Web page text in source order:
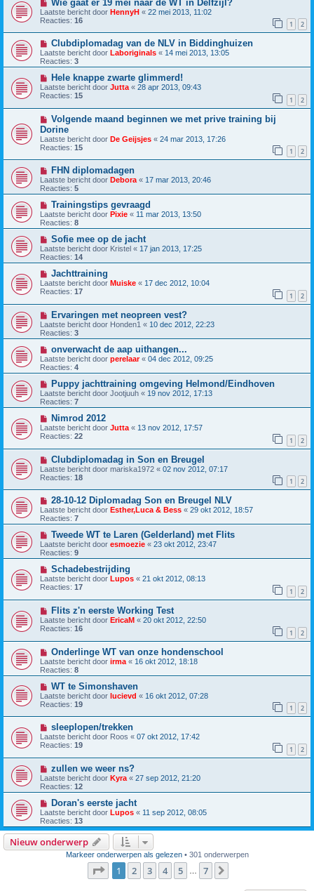
Wie gaat er 19 mei naar de WT in Delfzijl?
Laatste bericht door HennyH « 22 mei 2013, 11:02
Reacties: 16 1 2
Clubdiplomadag van de NLV in Biddinghuizen
Laatste bericht door Laboriginals « 14 mei 2013, 13:05
Reacties: 3
Hele knappe zwarte glimmerd!
Laatste bericht door Jutta « 28 apr 2013, 09:43
Reacties: 15 1 2
Volgende maand beginnen we met prive training bij
Dorine
Laatste bericht door De Geijsjes « 24 mar 2013, 17:26
Reacties: 15 1 2
FHN diplomadagen
Laatste bericht door Debora« 17 mar 2013, 20:46
Reacties: 5
Trainingstips gevraagd
Laatste bericht door Pixie « 11 mar 2013, 13:50
Reacties: 8
Sofie mee op de jacht
Laatste bericht door Kristel « 17 jan 2013, 17:25
Reacties: 14
Jachttraining
Laatste bericht door Muiske « 17 dec 2012, 10:04
Reacties: 17 1 2
Ervaringen met neopreen vest?
Laatste bericht door Honden1 « 10 dec 2012, 22:23
Reacties: 3
onverwacht de aap uithangen...
Laatste bericht door perelaar« 04 dec 2012, 09:25
Reacties: 4
Puppy jachttraining omgeving Helmond/Eindhoven
Laatste bericht door Jootjuuh « 19 nov 2012, 17:13
Reacties: 7
Nimrod 2012
Laatste bericht door Jutta « 13 nov 2012, 17:57
Reacties: 22 1 2
Clubdiplomadag in Son en Breugel
Laatste bericht door mariska1972 « 02 nov 2012, 07:17
Reacties: 18 1 2
28-10-12 Diplomadag Son en Breugel NLV
Laatste bericht door Esther,Luca & Bess « 29 okt 2012, 18:57
Reacties: 7
Tweede WT te Laren (Gelderland) met Flits
Laatste bericht door esmoezie « 23 okt 2012, 23:47
Reacties: 9
Schadebestrijding
Laatste bericht door Lupos « 21 okt 2012, 08:13
Reacties: 17 1 2
Flits z'n eerste Working Test
Laatste bericht door EricaM « 20 okt 2012, 22:50
Reacties: 16 1 2
Onderlinge WT van onze hondenschool
Laatste bericht door irma « 16 okt 2012, 18:18
Reacties: 8
WT te Simonshaven
Laatste bericht door lucievd « 16 okt 2012, 07:28
Reacties: 19 1 2
sleeplopen/trekken
Laatste bericht door Roos « 07 okt 2012, 17:42
Reacties: 19 1 2
zullen we weer ns?
Laatste bericht door Kyra « 27 sep 2012, 21:20
Reacties: 12
Doran's eerste jacht
Laatste bericht door Lupos « 11 sep 2012, 08:05
Reacties: 13
Nieuw onderwerp
Markeer onderwerpen als gelezen• 301 onderwerpen
Pagina van 7
1 2 3 4 5 7